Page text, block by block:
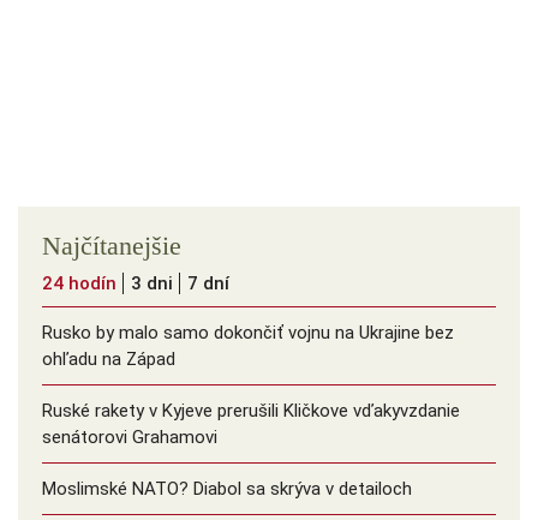
Najčítanejšie
24 hodín 3 dni 7 dní
Rusko by malo samo dokončiť vojnu na Ukrajine bez
ohľadu na Západ
Ruské rakety v Kyjeve prerušili Kličkove vďakyvzdanie
senátorovi Grahamovi
Moslimské NATO? Diabol sa skrýva v detailoch